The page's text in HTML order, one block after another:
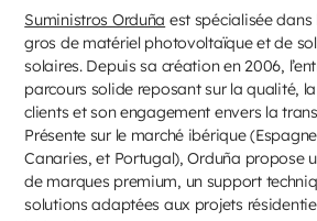
Suministros Orduña est spécialisée
gros de matériel photovoltaïque et de
solaires. Depuis sa création en 2006,
parcours solide reposant sur la qualité,
clients et son engagement envers la
Présente sur le marché ibérique
Canaries, et Portugal), Orduña propose
de marques premium, un support
solutions adaptées aux projets